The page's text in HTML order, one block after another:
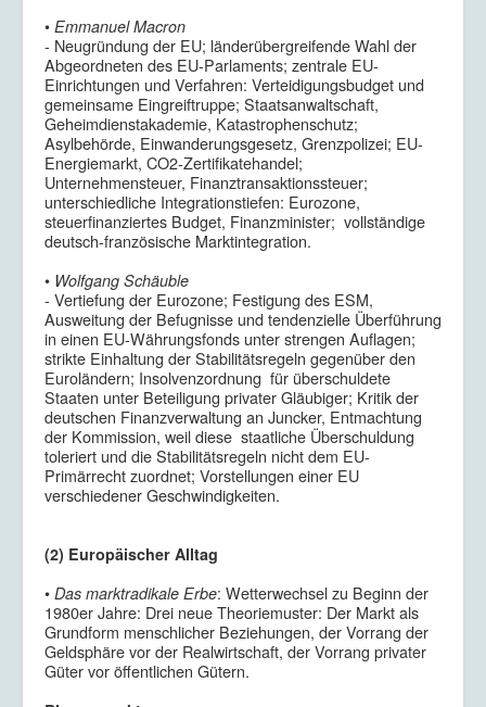
• Emmanuel Macron
- Neugründung der EU; länderübergreifende Wahl der
Abgeordneten des EU-Parlaments; zentrale EU-
Einrichtungen und Verfahren: Verteidigungsbudget und
gemeinsame Eingreiftruppe; Staatsanwaltschaft,
Geheimdienst­akade­mie, Katastrophen­schutz;
Asylbehörde, Einwanderungsgesetz, Grenzpolizei; EU-
Energiemarkt, CO2-Zertifikatehandel;
Unternehmensteuer, Finanztransaktions­steuer;
unterschiedliche Integrationstiefen: Eurozone,
steuerfinanziertes Budget, Finanzminister; vollständige
deutsch-französische Marktintegration.
• Wolfgang Schäuble
- Vertiefung der Eurozone; Festigung des ESM,
Ausweitung der Befugnisse und tendenzielle Überführung
in einen EU-Währungsfonds unter strengen Auflagen;
strikte Einhaltung der Stabilitätsregeln gegenüber den
Euroländern; Insolvenzordnung für überschuldete
Staaten unter Beteiligung privater Gläubiger; Kritik der
deutschen Finanzverwaltung an Juncker, Entmachtung
der Kommission, weil diese staatliche Überschuldung
toleriert und die Stabilitätsregeln nicht dem EU-
Primärrecht zuordnet; Vorstellungen einer EU
verschiedener Geschwindigkeiten.
(2) Europäischer Alltag
• Das marktradikale Erbe: Wetterwechsel zu Beginn der
1980er Jahre: Drei neue Theoriemuster: Der Markt als
Grundform menschlicher Beziehungen, der Vorrang der
Geldsphäre vor der Realwirtschaft, der Vorrang privater
Güter vor öffentlichen Gütern.